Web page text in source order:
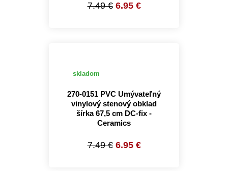
7.49 € 6.95 €
skladom
270-0151 PVC Umývateľný
vinylový stenový obklad
šírka 67,5 cm DC-fix -
Ceramics
7.49 € 6.95 €